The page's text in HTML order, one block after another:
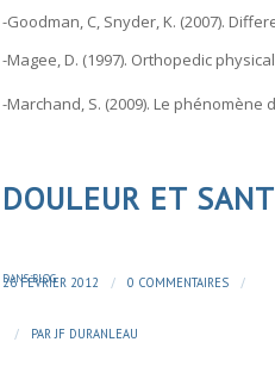
-Goodman, C, Snyder, K. (2007).
-Magee, D. (1997). Orthopedic
-Marchand, S. (2009). Le phénomène
DOULEUR ET
26 FÉVRIER 2012 / 0 COMMENTAIRES /
DANSBLOG
/ PAR JF DURANLEAU